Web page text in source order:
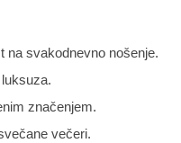
na svakodnevno nošenje.
značenjem.
večeri.